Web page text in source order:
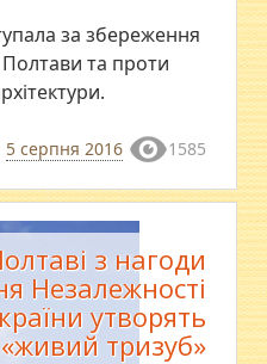
за збереження
Полтави та проти
5 серпня 2016 1585
з нагоди
Незалежності
утворять
«живий тризуб»